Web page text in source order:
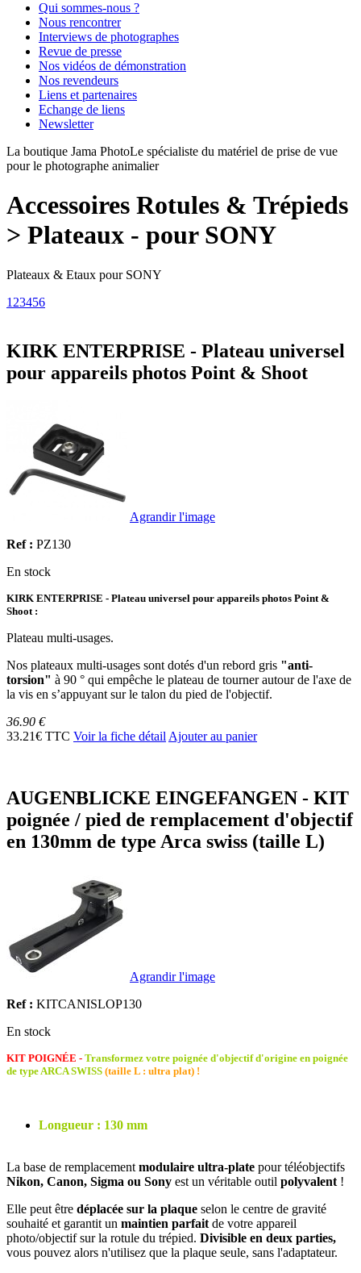
Qui sommes-nous ?
Nous rencontrer
Interviews de photographes
Revue de presse
Nos vidéos de démonstration
Nos revendeurs
Liens et partenaires
Echange de liens
Newsletter
La boutique Jama PhotoLe spécialiste du matériel de prise de vue
pour le photographe animalier
Accessoires Rotules & Trépieds
> Plateaux - pour SONY
Plateaux & Etaux pour SONY
1 23456
KIRK ENTERPRISE - Plateau universel
pour appareils photos Point & Shoot
Agrandir l'image
Ref : PZ130
En stock
KIRK ENTERPRISE - Plateau universel pour appareils photos Point &
Shoot :
Plateau multi-usages.
Nos plateaux multi-usages sont dotés d'un rebord gris "anti-
torsion" à 90 ° qui empêche le plateau de tourner autour de l'axe de
la vis en s’appuyant sur le talon du pied de l'objectif.
36.90 €
33.21€ TTC Voir la fiche détail Ajouter au panier
AUGENBLICKE EINGEFANGEN - KIT
poignée / pied de remplacement d'objectif
en 130mm de type Arca swiss (taille L)
Agrandir l'image
Ref : KITCANISLOP130
En stock
KIT POIGNÉE - Transformez votre poignée d'objectif d'origine en poignée
de type ARCA SWISS (taille L : ultra plat) !
Longueur : 130 mm
La base de remplacement modulaire ultra-plate pour téléobjectifs
Nikon, Canon, Sigma ou Sony est un véritable outil polyvalent !
Elle peut être déplacée sur la plaque selon le centre de gravité
souhaité et garantit un maintien parfait de votre appareil
photo/objectif sur la rotule du trépied. Divisible en deux parties,
vous pouvez alors n'utilisez que la plaque seule, sans l'adaptateur.